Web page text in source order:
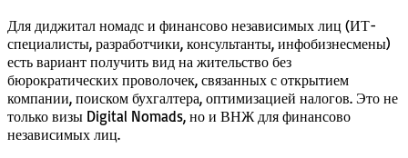
Для диджитал номадс и финансово независимых лиц (ИТ-
специалисты, разработчики, консультанты, инфобизнесмены)
есть вариант получить вид на жительство без
бюрократических проволочек, связанных с открытием
компании, поиском бухгалтера, оптимизацией налогов. Это не
только визы Digital Nomads, но и ВНЖ для финансово
независимых лиц.